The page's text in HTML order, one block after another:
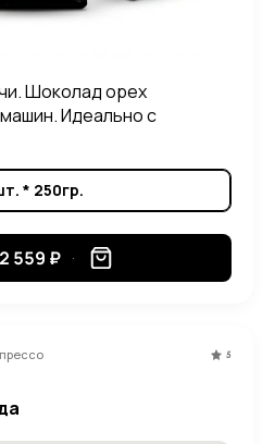
Шоколад орех
Идеально с
* 250гр.
2 559 ₽
5